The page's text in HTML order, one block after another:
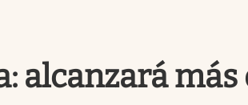
alcanzará más